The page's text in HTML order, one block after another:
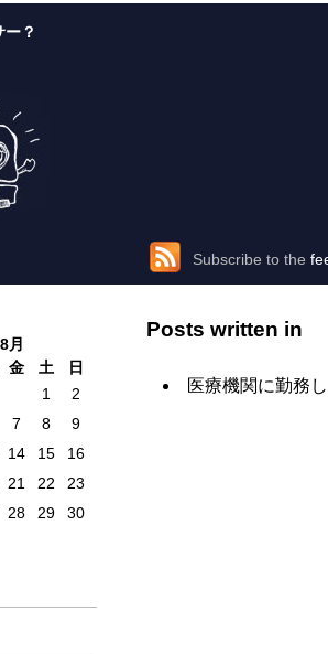
？
Subscribe to the
月
金 土
日
1
2
7 8
9
14 15
16
21 22
23
28 29
30
Posts written in
医療機関に勤務